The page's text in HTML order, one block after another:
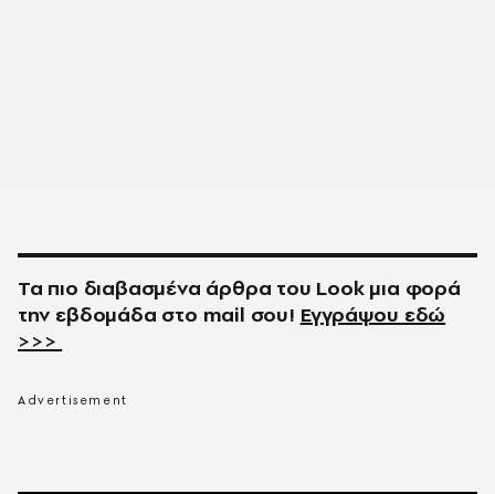
Τα πιο διαβασμένα άρθρα του Look μια φορά
την εβδομάδα στο mail σου! Εγγράψου εδώ
>>>